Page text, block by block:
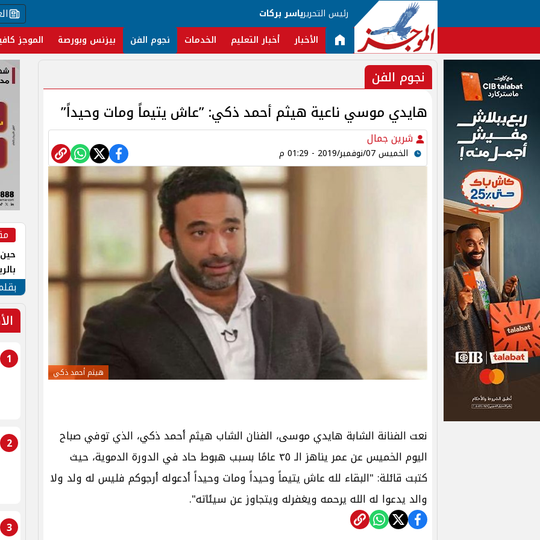
رئيس التحريرياسر بركات
الأخبار أخبار التعليم الخدمات نجوم الفن بيزنس وبورصة الموجز
نجوم الفن
هايدي موسي ناعية هيثم أحمد ذكي: ”عاش يتيماً ومات وحيداً”
شرين جمال
الخميس 07/نوفمبر/2019 - 01:29 م
هيثم أحمد ذكي
نعت الفنانة الشابة هايدي موسى، الفنان الشاب هيثم أحمد ذكي، الذي توفي صباح
اليوم الخميس عن عمر يناهز الـ ٣٥ عامًا بسبب هبوط حاد في الدورة الدموية، حيث
كتبت قائلة: "البقاء لله عاش يتيماً وحيداً ومات وحيداً أدعوله أرجوكم فليس له ولد ولا
والد يدعوا له الله يرحمه ويغفرله ويتجاوز عن سيئاته".
1
2
3